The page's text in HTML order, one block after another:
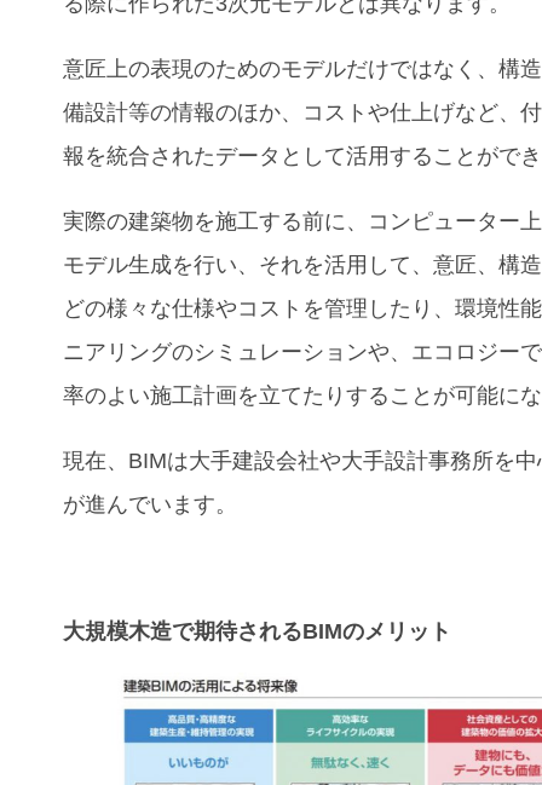
意匠上の表現のためのモデルだけではなく、構
備設計等の情報のほか、コストや仕上げなど、
報を統合されたデータとして活用することがで
実際の建築物を施工する前に、コンピューター
モデル生成を行い、それを活用して、意匠、構
どの様々な仕様やコストを管理したり、環境性
ニアリングのシミュレーションや、エコロジー
率のよい施工計画を立てたりすることが可能に
現在、BIMは大手建設会社や大手設計事務所を
が進んでいます。
大規模木造で期待されるBIMのメリット